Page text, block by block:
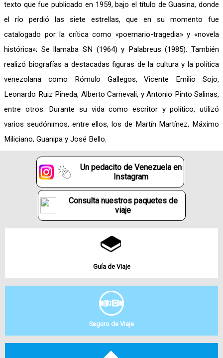
texto que fue publicado en 1959, bajo el título de Guasina, donde
el río perdió las siete estrellas, que en su momento fue
catalogado por la crítica como «poemario-tragedia» y «novela
histórica»; Se llamaba SN (1964) y Palabreus (1985). También
realizó biografías a destacadas figuras de la cultura y la política
venezolana como Rómulo Gallegos, Vicente Emilio Sojo,
Leonardo Ruiz Pineda, Alberto Carnevali, y Antonio Pinto Salinas,
entre otros. Durante su vida como escritor y político, utilizó
varios seudónimos, entre ellos, los de Martín Martínez, Máximo
Miliciano, Guanipa y José Bello.
Un pedacito de Venezuela en
Instagram
Consulta nuestros paquetes de
viaje
Guía de Viaje
Seguro de Viaje